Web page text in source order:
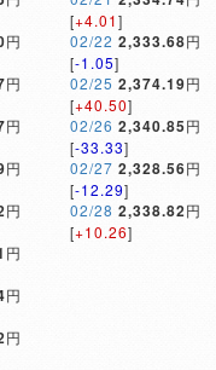
円
円
円
円
円
円
円
円
[+4.01]
02/22 2,333.68円
[-1.05]
02/25 2,374.19円
[+40.50]
02/26 2,340.85円
[-33.33]
02/27 2,328.56円
[-12.29]
02/28 2,338.82円
[+10.26]